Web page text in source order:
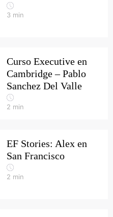
3 min
Curso Executive en
Cambridge – Pablo
Sanchez Del Valle
2 min
EF Stories: Alex en
San Francisco
2 min